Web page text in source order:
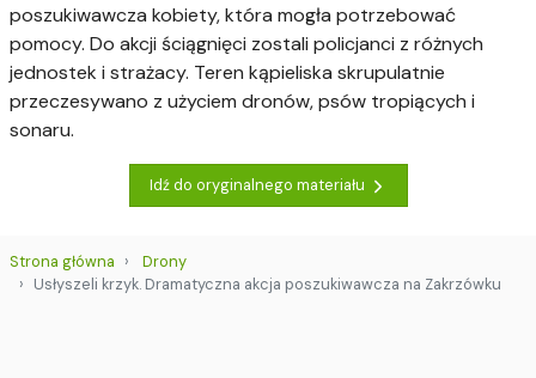
poszukiwawcza kobiety, która mogła potrzebować
pomocy. Do akcji ściągnięci zostali policjanci z różnych
jednostek i strażacy. Teren kąpieliska skrupulatnie
przeczesywano z użyciem dronów, psów tropiących i
sonaru.
Idź do oryginalnego materiału
Strona główna
Drony
Usłyszeli krzyk. Dramatyczna akcja poszukiwawcza na Zakrzówku